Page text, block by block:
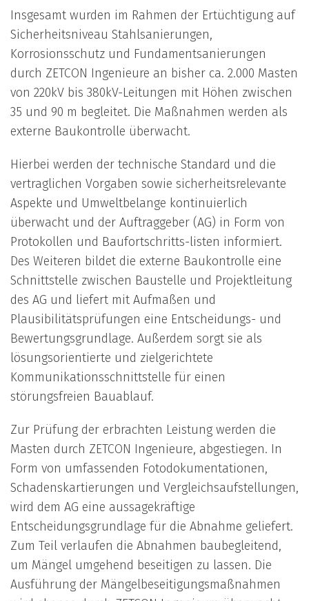
Insgesamt wurden im Rahmen der Ertüchtigung auf
Sicherheitsniveau Stahlsanierungen,
Korrosionsschutz und Fundamentsanierungen
durch ZETCON Ingenieure an bisher ca. 2.000 Masten
von 220kV bis 380kV-Leitungen mit Höhen zwischen
35 und 90 m begleitet. Die Maßnahmen werden als
externe Baukontrolle überwacht.
Hierbei werden der technische Standard und die
vertraglichen Vorgaben sowie sicherheitsrelevante
Aspekte und Umweltbelange kontinuierlich
überwacht und der Auftraggeber (AG) in Form von
Protokollen und Baufortschritts-listen informiert.
Des Weiteren bildet die externe Baukontrolle eine
Schnittstelle zwischen Baustelle und Projektleitung
des AG und liefert mit Aufmaßen und
Plausibilitätsprüfungen eine Entscheidungs- und
Bewertungsgrundlage. Außerdem sorgt sie als
lösungsorientierte und zielgerichtete
Kommunikationsschnittstelle für einen
störungsfreien Bauablauf.
Zur Prüfung der erbrachten Leistung werden die
Masten durch ZETCON Ingenieure, abgestiegen. In
Form von umfassenden Fotodokumentationen,
Schadenskartierungen und Vergleichsaufstellungen,
wird dem AG eine aussagekräftige
Entscheidungsgrundlage für die Abnahme geliefert.
Zum Teil verlaufen die Abnahmen baubegleitend,
um Mängel umgehend beseitigen zu lassen. Die
Ausführung der Mängelbeseitigungsmaßnahmen